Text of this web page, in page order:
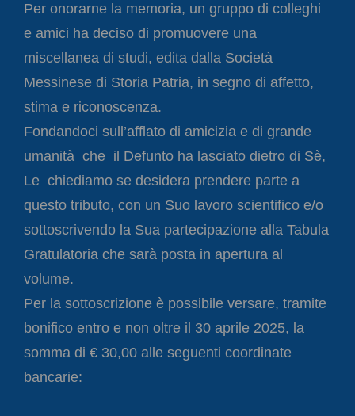
Per onorarne la memoria, un gruppo di colleghi
e amici ha deciso di promuovere una
miscellanea di studi, edita dalla Società
Messinese di Storia Patria, in segno di affetto,
stima e riconoscenza.
Fondandoci sull’afflato di amicizia e di grande
umanità che il Defunto ha lasciato dietro di Sè,
Le chiediamo se desidera prendere parte a
questo tributo, con un Suo lavoro scientifico e/o
sottoscrivendo la Sua partecipazione alla Tabula
Gratulatoria che sarà posta in apertura al
volume.
Per la sottoscrizione è possibile versare, tramite
bonifico entro e non oltre il 30 aprile 2025, la
somma di € 30,00 alle seguenti coordinate
bancarie: